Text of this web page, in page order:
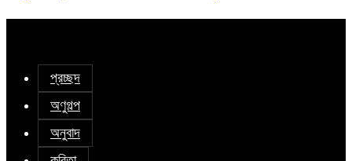
প্রচ্ছদ
অণুগল্প
অনুবাদ